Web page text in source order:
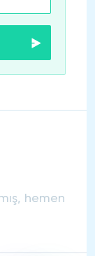
hemen